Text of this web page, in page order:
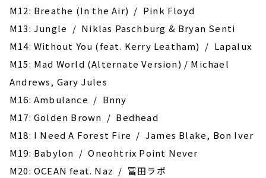
M12: Breathe (In the Air) / Pink Floyd
M13: Jungle / Niklas Paschburg & Bryan Senti
M14: Without You (feat. Kerry Leatham) / Lapalux
M15: Mad World (Alternate Version) / Michael
Andrews, Gary Jules
M16: Ambulance / Bnny
M17: Golden Brown / Bedhead
M18: I Need A Forest Fire / James Blake, Bon Iver
M19: Babylon / Oneohtrix Point Never
M20: OCEAN feat. Naz / 冨田ラボ